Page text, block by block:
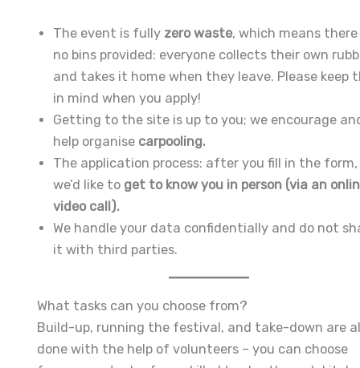
The event is fully zero waste, which means there
no bins provided: everyone collects their own
and takes it home when they leave. Please keep
in mind when you apply!
Getting to the site is up to you; we encourage
help organise carpooling.
The application process: after you fill in the form,
we’d like to get to know you in person (via an
video call).
We handle your data confidentially and do not
it with third parties.
What tasks can you choose from?
Build-up, running the festival, and take-down are
done with the help of volunteers – you can choose